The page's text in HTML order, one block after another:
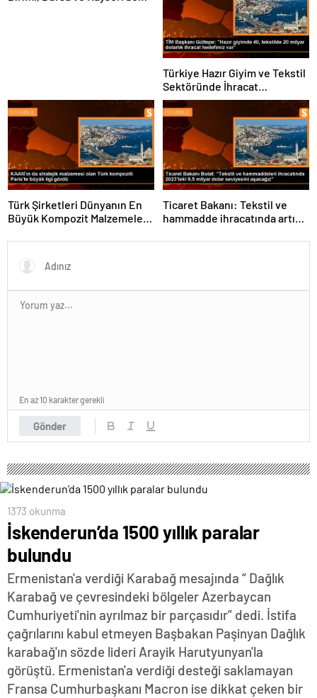
Türkiye Hazır Giyim ve Tekstil
Sektöründe İhracat
Hedeflerini Açıkladı
Türk Şirketleri Dünyanın En
Büyük Kompozit Malzemeler
Ticaret Bakanı: Tekstil ve
hammadde ihracatında artış
Gönder
En az 10 karakter gerekli
1373 okunma
İskenderun’da 1500 yıllık paralar
bulundu
Ermenistan'a verdiği Karabağ mesajında “ Dağlık
Karabağ ve çevresindeki bölgeler Azerbaycan
Cumhuriyeti'nin ayrılmaz bir parçasıdır” dedi. İstifa
çağrılarını kabul etmeyen Başbakan Paşinyan Dağlık
karabağ'ın sözde lideri Arayik Harutyunyan'la
görüştü. Ermenistan'a verdiği desteği saklamayan
Fransa Cumhurbaşkanı Macron ise dikkat çeken bir